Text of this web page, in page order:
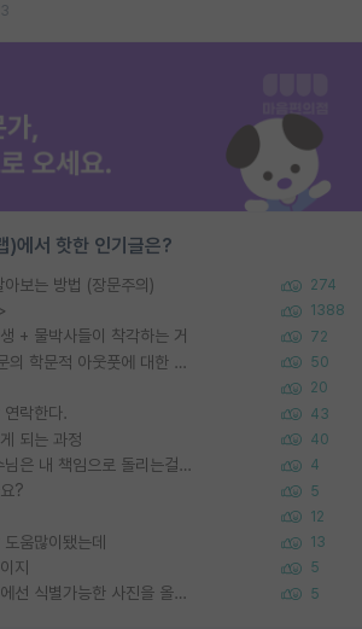
)에서 핫한 인기글은?
보는 방법 (장문주의) 274
1388
+ 물박사들이 착각하는 거 72
포스텍 억까에 대해 (동문의 학문적 아웃풋에 대한 반박) 50
20
락한다. 43
되는 과정 40
왜 후배가 못하는걸 교수님은 내 책임으로 돌리는걸까요? 4
? 5
12
움많이됐는데 13
지 5
정보보안 연구하는 입장에선 식별가능한 사진을 올리는건 비추이긴함 5